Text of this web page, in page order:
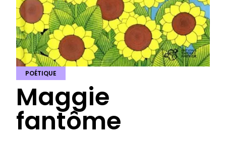
POÉTIQUE
Maggie
fantôme